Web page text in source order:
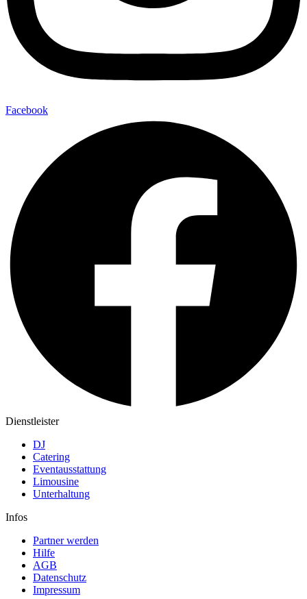
Facebook
Dienstleister
DJ
Catering
Eventausstattung
Limousine
Unterhaltung
Infos
Partner werden
Hilfe
AGB
Datenschutz
Impressum